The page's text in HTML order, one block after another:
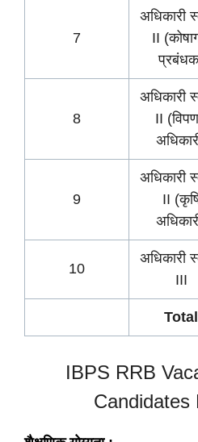
7
अधिकारी
II
8
अधिकारी
II
9
अधिकारी
II
10
अधिकारी
III
Total
IBPS RRB
Candidates